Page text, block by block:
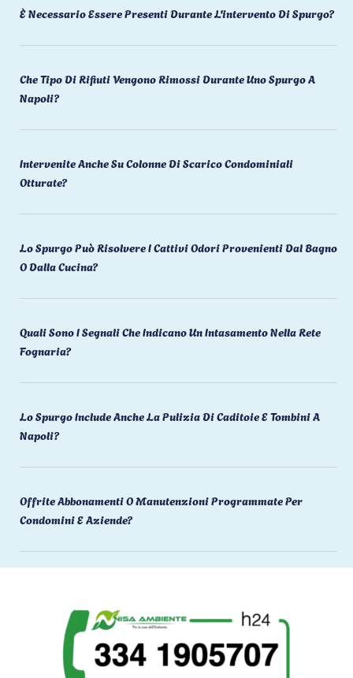
È Necessario Essere Presenti Durante L'intervento Di Spurgo?
Che Tipo Di Rifiuti Vengono Rimossi Durante Uno Spurgo A
Napoli?
Intervenite Anche Su Colonne Di Scarico Condominiali
Otturate?
Lo Spurgo Può Risolvere I Cattivi Odori Provenienti Dal Bagno
O Dalla Cucina?
Quali Sono I Segnali Che Indicano Un Intasamento Nella Rete
Fognaria?
Lo Spurgo Include Anche La Pulizia Di Caditoie E Tombini A
Napoli?
Offrite Abbonamenti O Manutenzioni Programmate Per
Condomini E Aziende?